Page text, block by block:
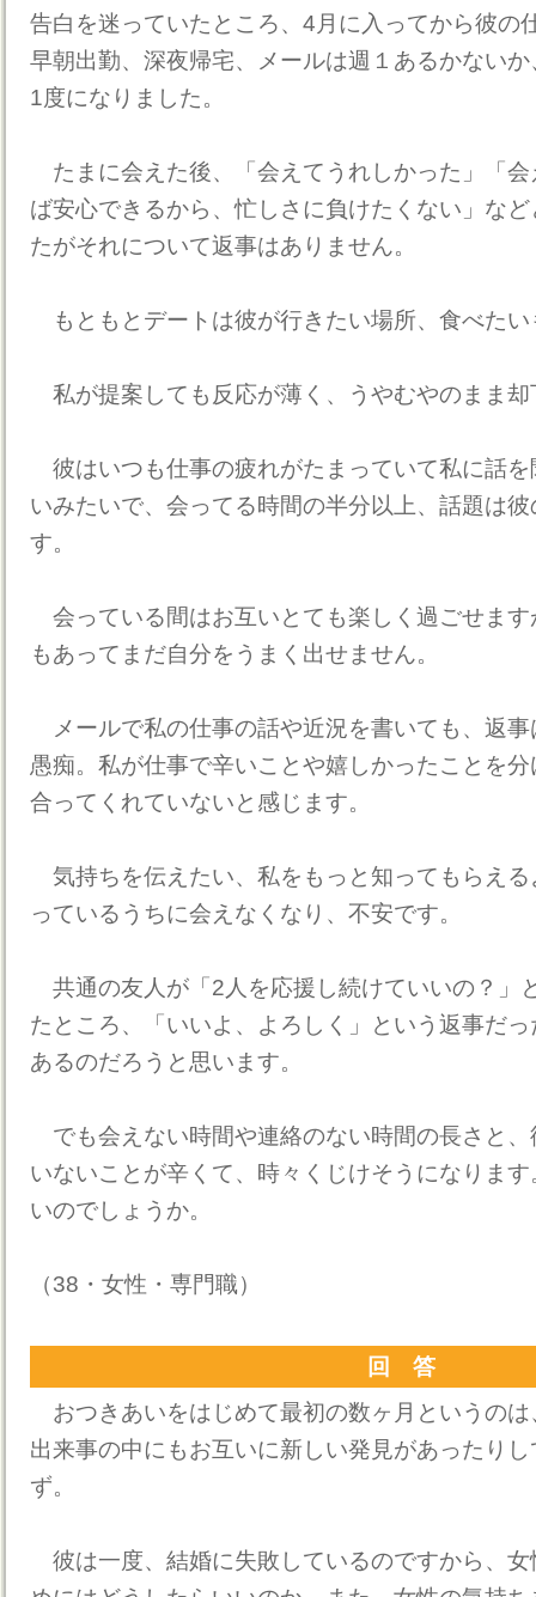
告白を迷っていたところ、4月に入ってから彼の
早朝出勤、深夜帰宅、メールは週１あるかない
1度になりました。
たまに会えた後、「会えてうれしかった」「
ば安心できるから、忙しさに負けたくない」な
たがそれについて返事はありません。
もともとデートは彼が行きたい場所、食べたい
私が提案しても反応が薄く、うやむやのまま却
彼はいつも仕事の疲れがたまっていて私に話
いみたいで、会ってる時間の半分以上、話題は
す。
会っている間はお互いとても楽しく過ごせま
もあってまだ自分をうまく出せません。
メールで私の仕事の話や近況を書いても、返
愚痴。私が仕事で辛いことや嬉しかったことを
合ってくれていないと感じます。
気持ちを伝えたい、私をもっと知ってもらえ
っているうちに会えなくなり、不安です。
共通の友人が「2人を応援し続けていいの？」
たところ、「いいよ、よろしく」という返事だ
あるのだろうと思います。
でも会えない時間や連絡のない時間の長さと
いないことが辛くて、時々くじけそうになりま
いのでしょうか。
（38・女性・専門職）
回 答
おつきあいをはじめて最初の数ヶ月というの
出来事の中にもお互いに新しい発見があったり
ず。
彼は一度、結婚に失敗しているのですから、